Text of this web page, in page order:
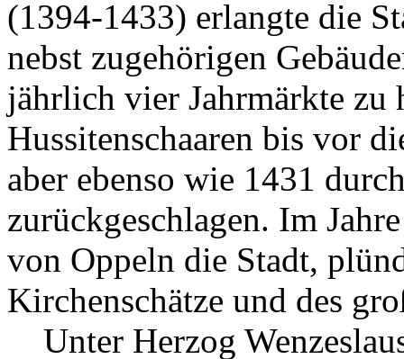
(1394-1433) erlangte die
nebst zugehörigen
jährlich vier Jahrmärkte zu
Hussitenschaaren bis vor
aber ebenso wie 1431
zurückgeschlagen. Im
von Oppeln die Stadt,
Kirchenschätze und des
Unter Herzog